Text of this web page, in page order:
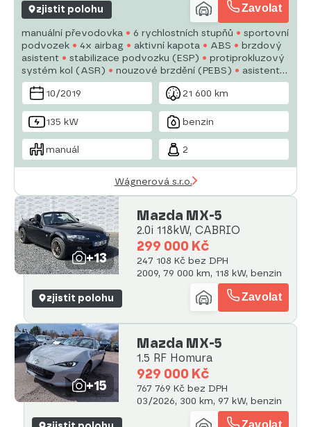
zjistit polohu Zavolat
manuální převodovka 6 rychlostních stupňů
sportovní
podvozek
4x airbag aktivní kapota ABS
brzdový
asistent
stabilizace podvozku (ESP)
protiprokluzový
systém kol (ASR)
nouzové brzdění (PEBS)
asistent
rozjezdu do kopce (HSA)
ukazatel rychlostního limitu
(SLIF)
hlídání jízdního pruhu
hlídání mrtvého úhlu
posilovač řízení
10/2019 21 600 km
135 kW benzin
manuál 2
Wágnerová s.r.o.
+13
Mazda MX-5
2.0i 118kW, CABRIO
299 000 Kč
247 108 Kč bez DPH
2009, 79 000 km, 118 kW, benzin
zjistit polohu Zavolat
+15
Mazda MX-5
1.5 RF Homura
929 000 Kč
767 769 Kč bez DPH
03/2026, 300 km, 97 kW, benzin